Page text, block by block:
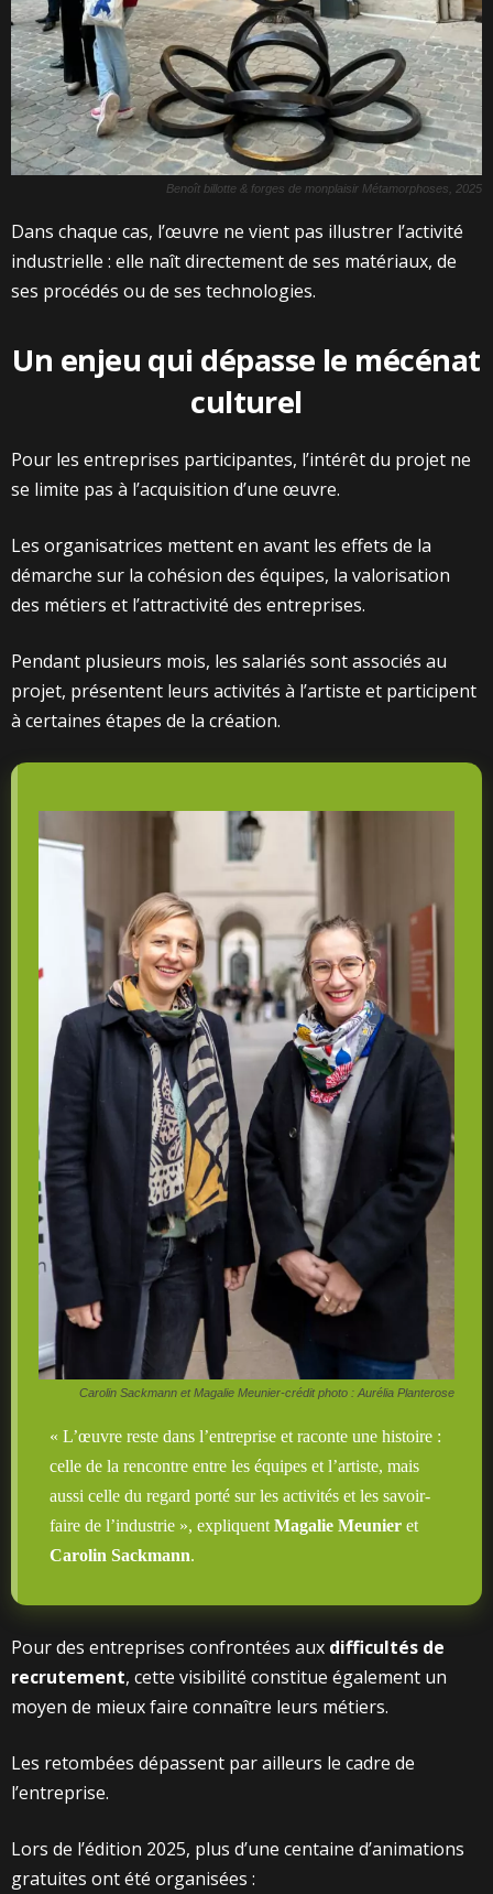
Benoît billotte & forges de monplaisir Métamorphoses, 2025
Dans chaque cas, l’œuvre ne vient pas illustrer l’activité
industrielle : elle naît directement de ses matériaux, de
ses procédés ou de ses technologies.
Un enjeu qui dépasse le mécénat
culturel
Pour les entreprises participantes, l’intérêt du projet ne
se limite pas à l’acquisition d’une œuvre.
Les organisatrices mettent en avant les effets de la
démarche sur la cohésion des équipes, la valorisation
des métiers et l’attractivité des entreprises.
Pendant plusieurs mois, les salariés sont associés au
projet, présentent leurs activités à l’artiste et participent
à certaines étapes de la création.
Carolin Sackmann et Magalie Meunier-crédit photo : Aurélia Planterose
« L’œuvre reste dans l’entreprise et raconte une histoire :
celle de la rencontre entre les équipes et l’artiste, mais
aussi celle du regard porté sur les activités et les savoir-
faire de l’industrie », expliquentMagalie Meunier et
Carolin Sackmann.
Pour des entreprises confrontées aux difficultés de
recrutement, cette visibilité constitue également un
moyen de mieux faire connaître leurs métiers.
Les retombées dépassent par ailleurs le cadre de
l’entreprise.
Lors de l’édition 2025, plus d’une centaine d’animations
gratuites ont été organisées :